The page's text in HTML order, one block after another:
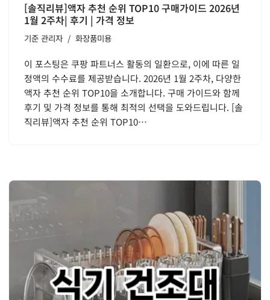
[솔직리뷰]액자 추천 순위 TOP10 구매가이드 2026년
1월 2주차| 후기 | 가격 정보
기준 관리자 화장품미용
이 포스팅은 쿠팡 파트너스 활동의 일환으로, 이에 따른 일
정액의 수수료를 제공받습니다. 2026년 1월 2주차, 다양한
액자 추천 순위 TOP10을 소개합니다. 구매 가이드와 함께
후기 및 가격 정보를 통해 최적의 선택을 도와드립니다. [솔
직리뷰]액자 추천 순위 TOP10…